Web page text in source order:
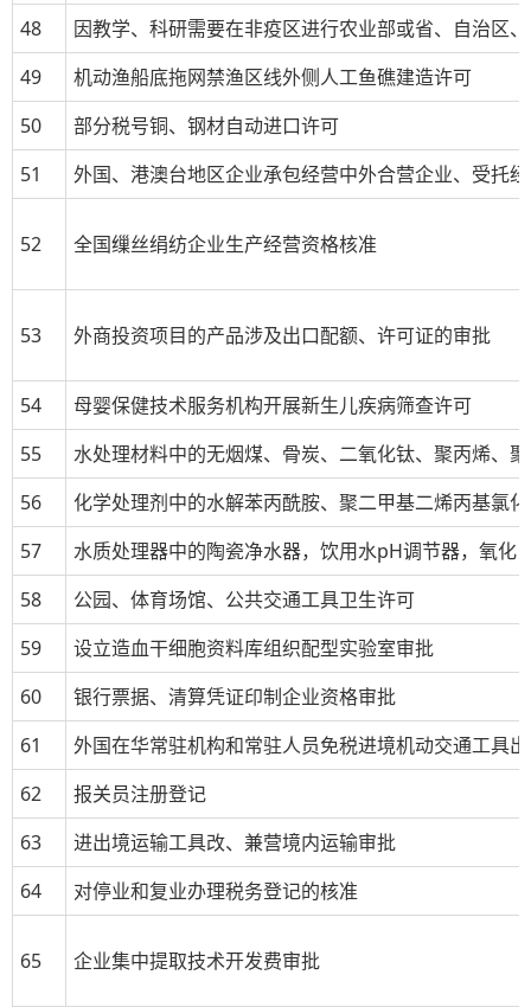
48
因教学、科研需要在非疫区进行农业部或省、自治区
49
机动渔船底拖网禁渔区线外侧人工鱼礁建造许可
50
部分税号铜、钢材自动进口许可
51
外国、港澳台地区企业承包经营中外合营企业、受托
52 全国缫丝绢纺企业生产经营资格核准
53 外商投资项目的产品涉及出口配额、许可证的审批
54
母婴保健技术服务机构开展新生儿疾病筛查许可
55
水处理材料中的无烟煤、骨炭、二氧化钛、聚丙烯、
56
化学处理剂中的水解苯丙酰胺、聚二甲基二烯丙基氯
57
水质处理器中的陶瓷净水器，饮用水pH调节器，氧化
58
公园、体育场馆、公共交通工具卫生许可
59
设立造血干细胞资料库组织配型实验室审批
60
银行票据、清算凭证印制企业资格审批
61
外国在华常驻机构和常驻人员免税进境机动交通工具
62
报关员注册登记
63
进出境运输工具改、兼营境内运输审批
64
对停业和复业办理税务登记的核准
65 企业集中提取技术开发费审批